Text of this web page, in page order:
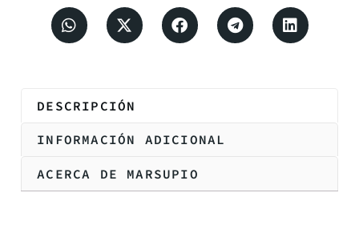
DESCRIPCIÓN
INFORMACIÓN ADICIONAL
ACERCA DE MARSUPIO